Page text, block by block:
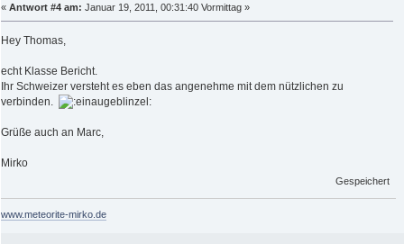
« Antwort #4 am: Januar 19, 2011, 00:31:40 Vormittag »
Hey Thomas,
echt Klasse Bericht.
Ihr Schweizer versteht es eben das angenehme mit dem nützlichen zu
verbinden.
Grüße auch an Marc,
Mirko
Gespeichert
www.meteorite-mirko.de